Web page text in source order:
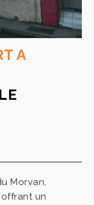
A
Morvan,
un